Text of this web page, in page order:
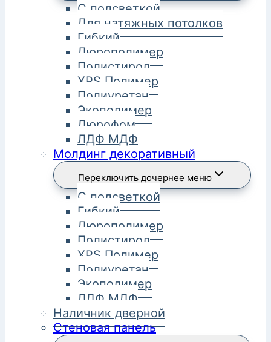
С подсветкой
Для натяжных потолков
Гибкий
Дюрополимер
Полистирол
XPS Полимер
Полиуретан
Экополимер
Дюрофом
ЛДФ МДФ
Молдинг декоративный
Переключить дочернее меню
С подсветкой
Гибкий
Дюрополимер
Полистирол
XPS Полимер
Полиуретан
Экополимер
ЛДФ МДФ
Наличник дверной
Стеновая панель